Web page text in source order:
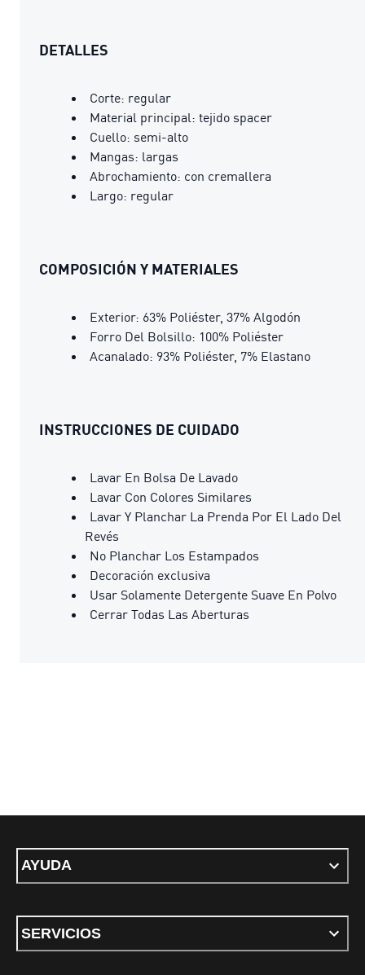
DETALLES
Corte: regular
Material principal: tejido spacer
Cuello: semi-alto
Mangas: largas
Abrochamiento: con cremallera
Largo: regular
COMPOSICIÓN Y MATERIALES
Exterior: 63% Poliéster, 37% Algodón
Forro Del Bolsillo: 100% Poliéster
Acanalado: 93% Poliéster, 7% Elastano
INSTRUCCIONES DE CUIDADO
Lavar En Bolsa De Lavado
Lavar Con Colores Similares
Lavar Y Planchar La Prenda Por El Lado Del
Revés
No Planchar Los Estampados
Decoración exclusiva
Usar Solamente Detergente Suave En Polvo
Cerrar Todas Las Aberturas
AYUDA
SERVICIOS